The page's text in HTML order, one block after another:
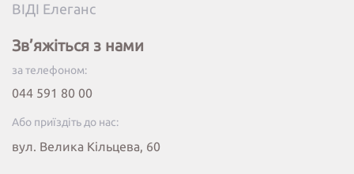
ВІДІ Елеганс
Зв’яжіться з нами
за телефоном:
044 591 80 00
Або приїздіть до нас:
вул. Велика Кільцева, 60